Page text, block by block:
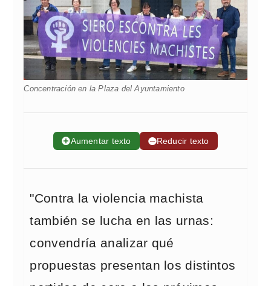
Concentración en la Plaza del Ayuntamiento
➕Aumentar texto ➖Reducir texto
"Contra la violencia machista
también se lucha en las urnas:
convendría analizar qué
propuestas presentan los distintos